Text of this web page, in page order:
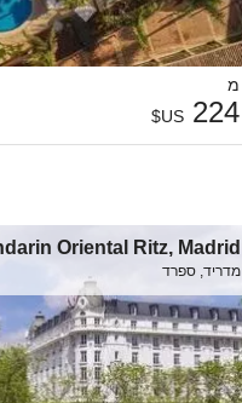
מ
224
US$
Oriental Ritz, Madrid
מדריד, ספרד